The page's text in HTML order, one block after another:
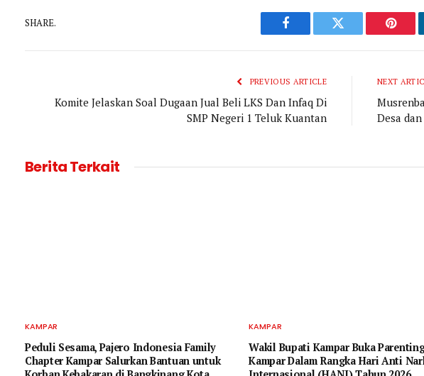
SHARE.
Facebook Twitter
PREVIOUS ARTICLE
Komite Jelaskan Soal Dugaan Jual Beli LKS Dan Infaq Di
SMP Negeri 1 Teluk Kuantan
NEXT
Desa
Berita Terkait
KAMPAR
Peduli Sesama, Pajero Indonesia Family
Chapter Kampar Salurkan Bantuan untuk
KAMPAR
Wakil Bupati Kampar Buka
Kampar Dalam Rangka Hari Anti